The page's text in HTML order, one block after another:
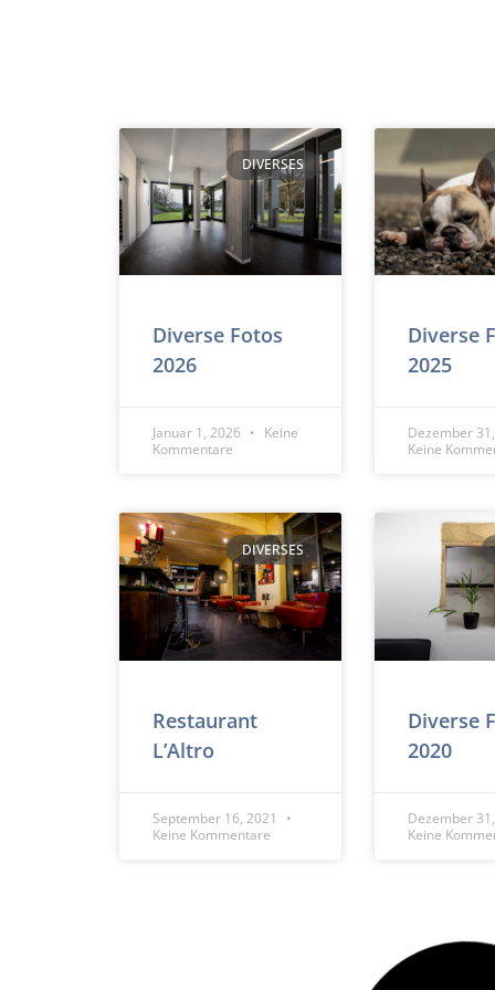
DIVERSES
Diverse Fotos
2026
Januar 1, 2026
Keine
Kommentare
Diverse
2025
Dezember
Keine
DIVERSES
Restaurant
L’Altro
September 16, 2021
Keine Kommentare
Diverse
2020
Dezember
Keine